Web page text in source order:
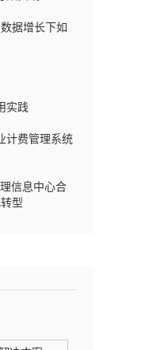
据增长下如
实践
计费管理系统
信息中心合
型